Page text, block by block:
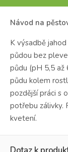
Návod na
K výsadbě
půdou bez
půdu (pH 5,5 až
půdu kolem
pozdější práci s
potřebu zálivky.
kvetení.